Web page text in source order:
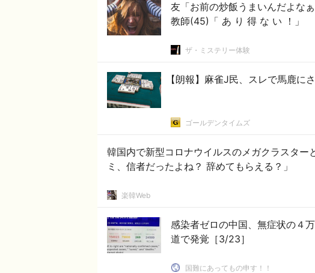
友「お前の炒飯うまいんだよな
教師(45)「 あ り 得 な い ！」
ザ・ミステリー体験
【朗報】麻雀J民、スレで馬鹿に
ゴールデンタイムズ
韓国内で新型コロナウイルスのメガクラスタ
ミ、信者だったよね？ 辞めてもらえる？」
楽韓Web
感染者ゼロの中国、無症状の４
道で発覚［3/23］
国難にあってもの申す！！